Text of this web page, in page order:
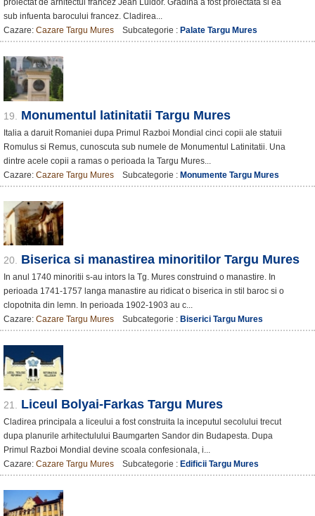
sub infuenta barocului francez. Cladirea...
Cazare: Cazare Targu Mures Subcategorie : Palate Targu Mures
19. Monumentul latinitatii Targu Mures
Italia a daruit Romaniei dupa Primul Razboi Mondial cinci copii ale statuii
Romulus si Remus, cunoscuta sub numele de Monumentul Latinitatii. Una
dintre acele copii a ramas o perioada la Targu Mures...
Cazare: Cazare Targu Mures Subcategorie : Monumente Targu Mures
20. Biserica si manastirea minoritilor Targu Mures
In anul 1740 minoritii s-au intors la Tg. Mures construind o manastire. In
perioada 1741-1757 langa manastire au ridicat o biserica in stil baroc si o
clopotnita din lemn. In perioada 1902-1903 au c...
Cazare: Cazare Targu Mures Subcategorie : Biserici Targu Mures
21. Liceul Bolyai-Farkas Targu Mures
Cladirea principala a liceului a fost construita la inceputul secolului trecut
dupa planurile arhitectulului Baumgarten Sandor din Budapesta. Dupa
Primul Razboi Mondial devine scoala confesionala, i...
Cazare: Cazare Targu Mures Subcategorie : Edificii Targu Mures